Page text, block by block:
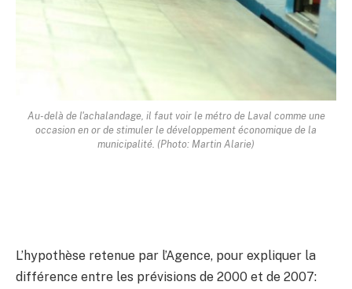
Au-delà de l'achalandage, il faut voir le métro de Laval comme une
occasion en or de stimuler le développement économique de la
municipalité. (Photo: Martin Alarie)
L’hypothèse retenue par l’Agence, pour expliquer la
différence entre les prévisions de 2000 et de 2007: